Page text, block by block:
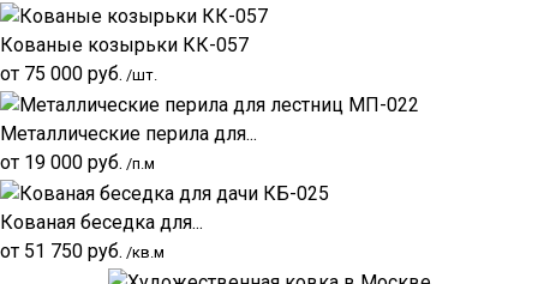
Кованые козырьки КК-057
от 75 000 руб. /шт.
Металлические перила для...
от 19 000 руб. /п.м
Кованая беседка для...
от 51 750 руб. /кв.м